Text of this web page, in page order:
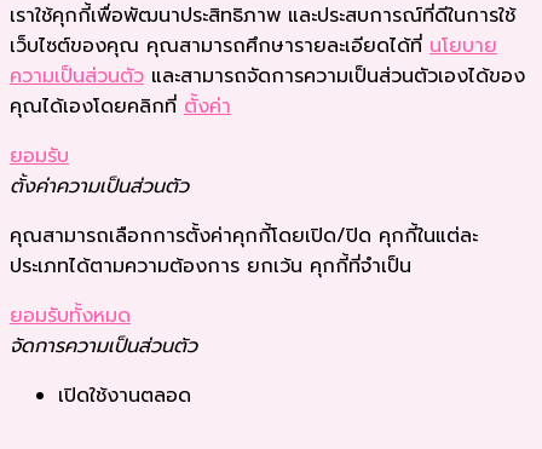
เราใช้คุกกี้เพื่อพัฒนาประสิทธิภาพ และประสบการณ์ที่ดีในการใช้
เว็บไซต์ของคุณ คุณสามารถศึกษารายละเอียดได้ที่ นโยบาย
ความเป็นส่วนตัว และสามารถจัดการความเป็นส่วนตัวเองได้ของ
คุณได้เองโดยคลิกที่ ตั้งค่า
ยอมรับ
ตั้งค่าความเป็นส่วนตัว
คุณสามารถเลือกการตั้งค่าคุกกี้โดยเปิด/ปิด คุกกี้ในแต่ละ
ประเภทได้ตามความต้องการ ยกเว้น คุกกี้ที่จำเป็น
ยอมรับทั้งหมด
จัดการความเป็นส่วนตัว
เปิดใช้งานตลอด